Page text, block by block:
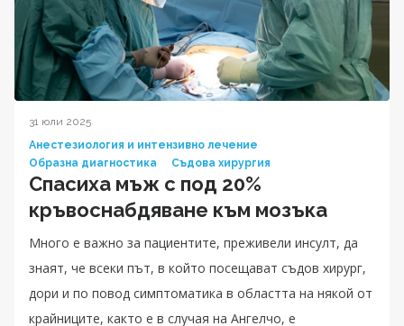
31 юли 2025
Анестезиология и интензивно лечение
Образна диагностика
Съдова хирургия
Спасиха мъж с под 20%
кръвоснабдяване към мозъка
Много е важно за пациентите, преживели инсулт, да
знаят, че всеки път, в който посещават съдов хирург,
дори и по повод симптоматика в областта на някой от
крайниците, както е в случая на Ангелчо, е